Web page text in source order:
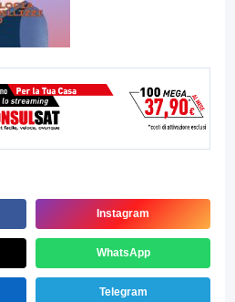
Instagram
WhatsApp
Telegram